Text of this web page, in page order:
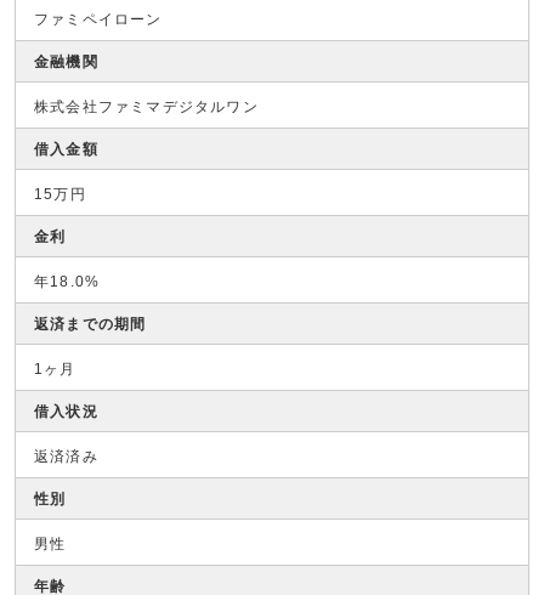
ファミペイローン
金融機関
株式会社ファミマデジタルワン
借入金額
15万円
金利
年18.0%
返済までの期間
1ヶ月
借入状況
返済済み
性別
男性
年齢